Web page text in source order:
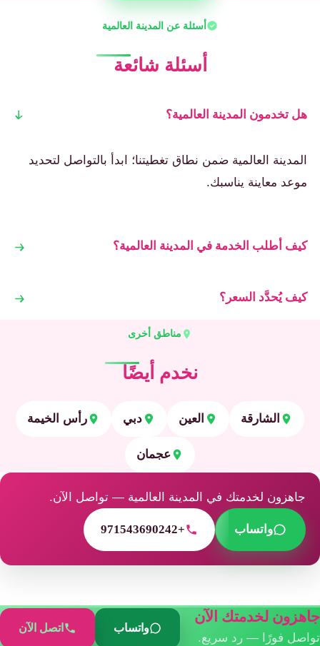
أسئلة عن المدينة العالمية
أسئلة شائعة
هل تخدمون المدينة العالمية؟
المدينة العالمية ضمن نطاق تغطيتنا؛ ابدأ بالتواصل لتحديد
موعد معاينة يناسبك.
كيف أطلب الخدمة في المدينة العالمية؟
كيف يُحدَّد السعر؟
مناطق أخرى
نخدم أيضًا
الشارقة العين دبي رأس الخيمة
عجمان
جاهزون لخدمتك في المدينة العالمية — تواصل الآن.
واتساب +971543690242
لخدمتك الآن
فورًا — رد سريع.
واتساب اتصل الآن